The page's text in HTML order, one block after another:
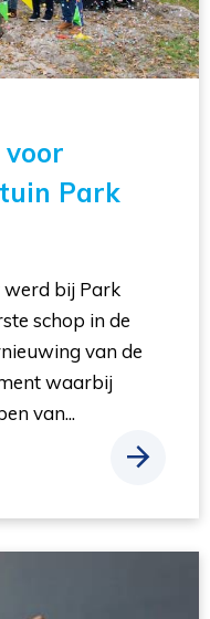
Park
bij Park
schop in de
van de
waarbij
van...